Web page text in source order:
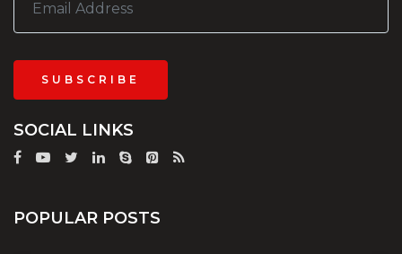
SUBSCRIBE
SOCIAL LINKS
POPULAR POSTS